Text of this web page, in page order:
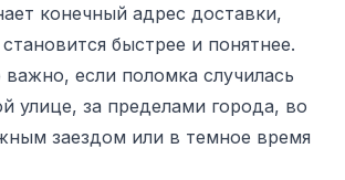
конечный адрес доставки,
быстрее и понятнее.
если поломка случилась
улице, за пределами города, во
заездом или в темное время